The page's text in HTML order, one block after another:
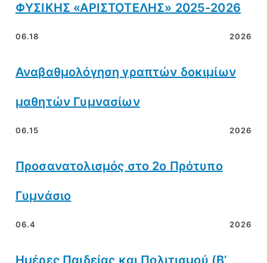
ΦΥΣΙΚΗΣ «ΑΡΙΣΤΟΤΕΛΗΣ» 2025-2026
06.18 2026
Αναβαθμολόγηση γραπτών δοκιμίων
μαθητών Γυμνασίων
06.15 2026
Προσανατολισμός στο 2ο Πρότυπο
Γυμνάσιο
06.4 2026